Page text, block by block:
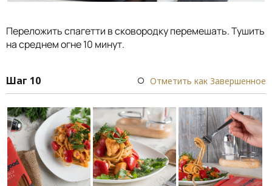
Переложить спагетти в сковородку перемешать. Тушить
на среднем огне 10 минут.
Шаг 10 Отметить как Завершенное